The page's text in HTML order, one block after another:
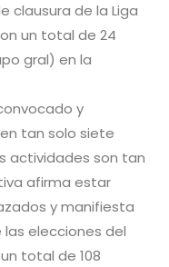
clausura de la Liga
un total de 24
gral) en la
y
tan solo siete
actividades son tan
afirma estar
y manifiesta
elecciones del
total de 108